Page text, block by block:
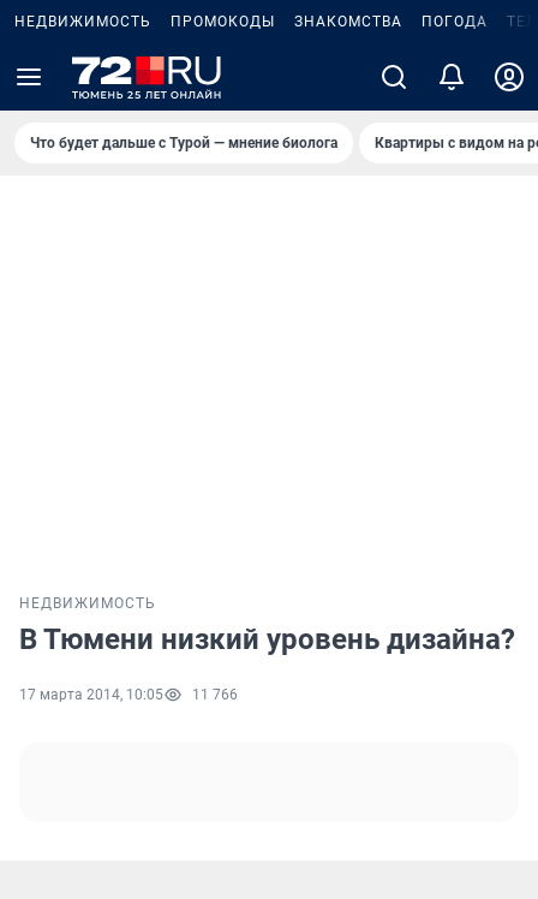
НЕДВИЖИМОСТЬ ПРОМОКОДЫ ЗНАКОМСТВА ПОГОДА
Что будет дальше с Турой — мнение биолога Квартиры с видом на
НЕДВИЖИМОСТЬ
В Тюмени низкий уровень дизайна?
17 марта 2014, 10:05 11 766